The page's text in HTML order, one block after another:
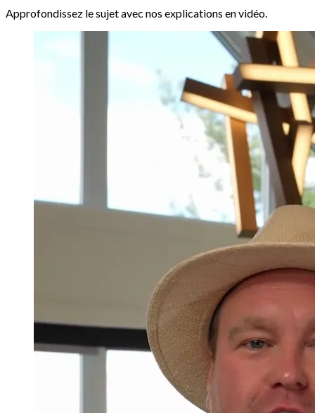
Approfondissez le sujet avec nos explications en vidéo.